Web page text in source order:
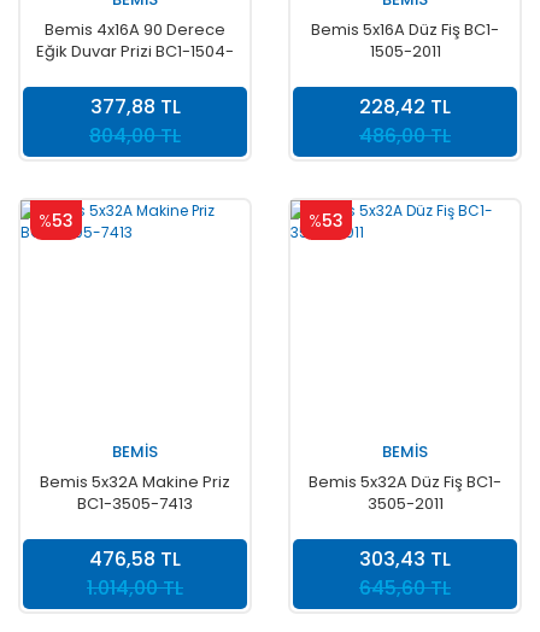
Bemis 4x16A 90 Derece
Eğik Duvar Prizi BC1-1504-
804,00 TL
377,88 TL
Bemis 5x16A Düz Fiş BC1-
1505-2011
486,00 TL
228,42 TL
%53
BEMİS
Bemis 5x32A Makine Priz
BC1-3505-7413
1.014,00 TL
476,58 TL
%53
BEMİS
Bemis 5x32A Düz Fiş BC1-
3505-2011
645,60 TL
303,43 TL